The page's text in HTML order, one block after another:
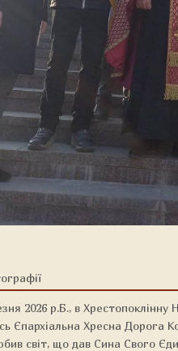
2026 р.Б., в
Єпархіальна Хресна Дорога
світ, що дав Сина Свого